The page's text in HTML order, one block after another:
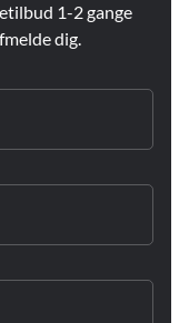
1-2 gange
dig.